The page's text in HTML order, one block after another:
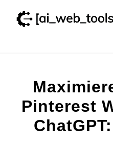
Inhalt
Wissenswertes
Smart AI
Pinterest